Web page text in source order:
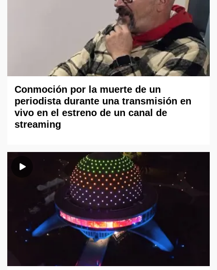
Conmoción por la muerte de un
periodista durante una transmisión en
vivo en el estreno de un canal de
streaming